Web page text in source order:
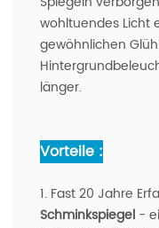
wohltuendes Licht
gewöhnlichen
länger.
Vorteile :
1. Fast 20 Jahre
Schminkspiegel -